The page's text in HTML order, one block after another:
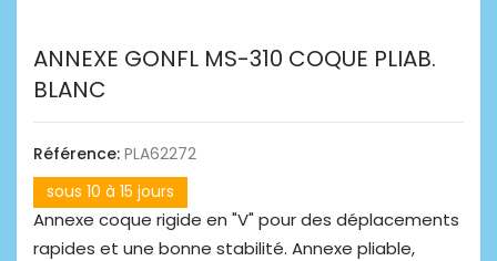
ANNEXE GONFL MS-310 COQUE PLIAB.
BLANC
Référence: PLA62272
sous 10 à 15 jours
Annexe coque rigide en "V" pour des déplacements
rapides et une bonne stabilité. Annexe pliable,